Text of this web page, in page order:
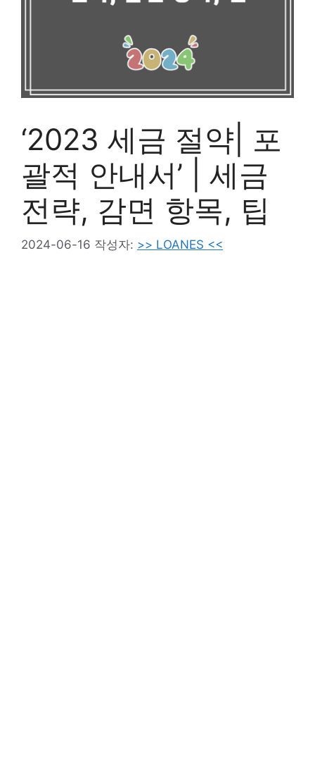
‘2023 세금 절약| 포
괄적 안내서’ | 세금
전략, 감면 항목, 팁
2024-06-16 작성자: >> LOANES <<